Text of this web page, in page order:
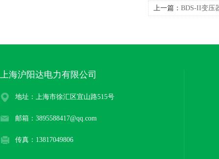
上一篇： BDS-II变压
上海沪阳达电力有限公司
地址：上海市徐汇区宜山路515号
邮箱：3895588417@qq.com
传真：13817049806